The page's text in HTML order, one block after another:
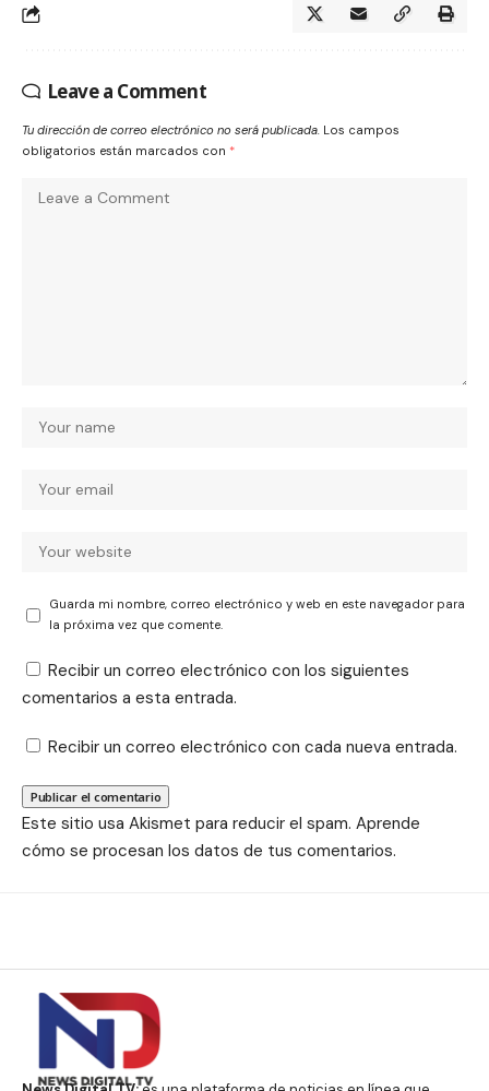
Leave a Comment
Tu dirección de correo electrónico no será publicada. Los campos
obligatorios están marcados con *
Guarda mi nombre, correo electrónico y web en este navegador para
la próxima vez que comente.
Recibir un correo electrónico con los siguientes
comentarios a esta entrada.
Recibir un correo electrónico con cada nueva entrada.
Este sitio usa Akismet para reducir el spam. Aprende
cómo se procesan los datos de tus comentarios.